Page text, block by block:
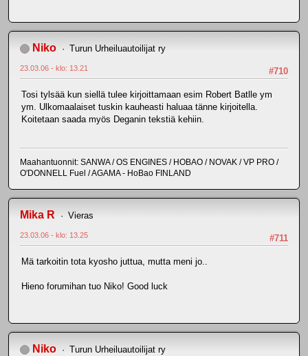
Niko Turun Urheiluautoilijat ry
#710
23.03.06 - klo: 13.21
Tosi tylsää kun siellä tulee kirjoittamaan esim Robert Batlle ym
ym. Ulkomaalaiset tuskin kauheasti haluaa tänne kirjoitella.
Koitetaan saada myös Deganin tekstiä kehiin.
Maahantuonnit: SANWA / OS ENGINES / HOBAO / NOVAK / VP PRO /
O'DONNELL Fuel / AGAMA - HoBao FINLAND
Mika R Vieras
#711
23.03.06 - klo: 13.25
Mä tarkoitin tota kyosho juttua, mutta meni jo..
Hieno forumihan tuo Niko! Good luck
Niko Turun Urheiluautoilijat ry